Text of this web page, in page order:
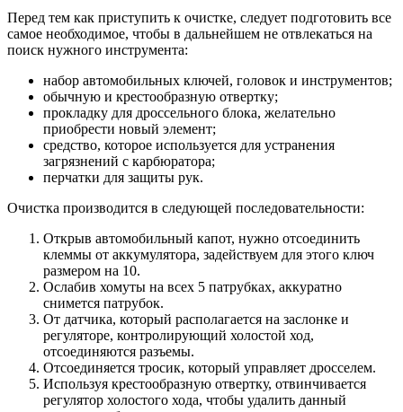
Перед тем как приступить к очистке, следует подготовить все
самое необходимое, чтобы в дальнейшем не отвлекаться на
поиск нужного инструмента:
набор автомобильных ключей, головок и инструментов;
обычную и крестообразную отвертку;
прокладку для дроссельного блока, желательно
приобрести новый элемент;
средство, которое используется для устранения
загрязнений с карбюратора;
перчатки для защиты рук.
Очистка производится в следующей последовательности:
Открыв автомобильный капот, нужно отсоединить
клеммы от аккумулятора, задействуем для этого ключ
размером на 10.
Ослабив хомуты на всех 5 патрубках, аккуратно
снимется патрубок.
От датчика, который располагается на заслонке и
регуляторе, контролирующий холостой ход,
отсоединяются разъемы.
Отсоединяется тросик, который управляет дросселем.
Используя крестообразную отвертку, отвинчивается
регулятор холостого хода, чтобы удалить данный